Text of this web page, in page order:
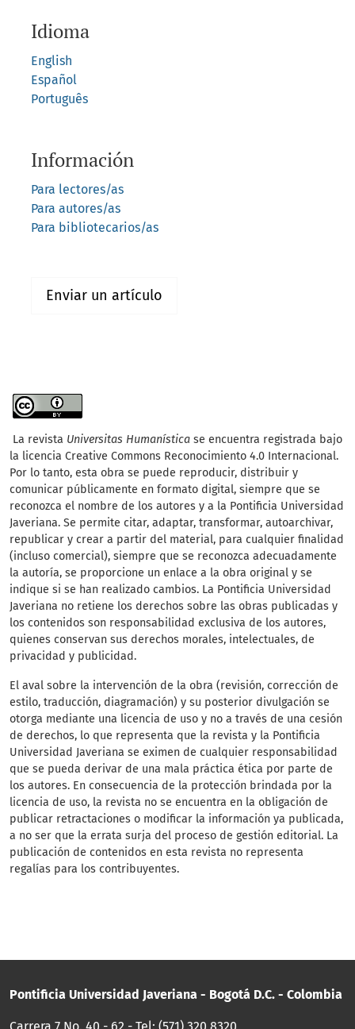
Idioma
English
Español
Português
Información
Para lectores/as
Para autores/as
Para bibliotecarios/as
Enviar un artículo
La revista Universitas Humanística se encuentra registrada bajo
la licencia Creative Commons Reconocimiento 4.0 Internacional.
Por lo tanto, esta obra se puede reproducir, distribuir y
comunicar públicamente en formato digital, siempre que se
reconozca el nombre de los autores y a la Pontificia Universidad
Javeriana. Se permite citar, adaptar, transformar, autoarchivar,
republicar y crear a partir del material, para cualquier finalidad
(incluso comercial), siempre que se reconozca adecuadamente
la autoría, se proporcione un enlace a la obra original y se
indique si se han realizado cambios. La Pontificia Universidad
Javeriana no retiene los derechos sobre las obras publicadas y
los contenidos son responsabilidad exclusiva de los autores,
quienes conservan sus derechos morales, intelectuales, de
privacidad y publicidad.
El aval sobre la intervención de la obra (revisión, corrección de
estilo, traducción, diagramación) y su posterior divulgación se
otorga mediante una licencia de uso y no a través de una cesión
de derechos, lo que representa que la revista y la Pontificia
Universidad Javeriana se eximen de cualquier responsabilidad
que se pueda derivar de una mala práctica ética por parte de
los autores. En consecuencia de la protección brindada por la
licencia de uso, la revista no se encuentra en la obligación de
publicar retractaciones o modificar la información ya publicada,
a no ser que la errata surja del proceso de gestión editorial. La
publicación de contenidos en esta revista no representa
regalías para los contribuyentes.
Pontificia Universidad Javeriana - Bogotá D.C. - Colombia